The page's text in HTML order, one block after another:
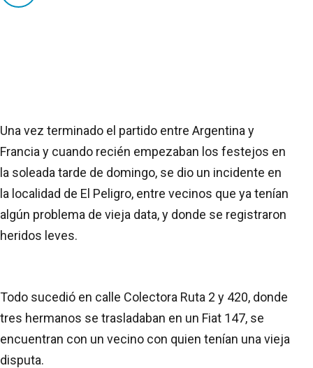
Una vez terminado el partido entre Argentina y
Francia y cuando recién empezaban los festejos en
la soleada tarde de domingo, se dio un incidente en
la localidad de El Peligro, entre vecinos que ya tenían
algún problema de vieja data, y donde se registraron
heridos leves.
Todo sucedió en calle Colectora Ruta 2 y 420, donde
tres hermanos se trasladaban en un Fiat 147, se
encuentran con un vecino con quien tenían una vieja
disputa.